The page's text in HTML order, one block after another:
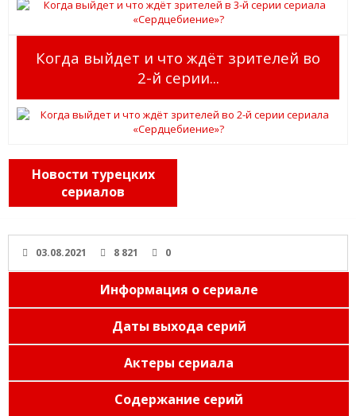
Когда выйдет и что ждёт зрителей во
2-й серии...
Новости турецких
сериалов
03.08.2021 8 821 0
Информация о сериале
Даты выхода серий
Актеры сериала
Содержание серий